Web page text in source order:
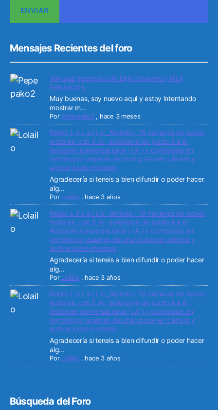
Mensajes Recientes del foro
Válvulas pepepako de bajo consumo y fácil
fabricación.
Muy buenas, soy nuevo aqui y estoy intentando
mostrar m...
Por Pepepako2 , hace 3 meses
Robot L o L a i L o _Remoto : 10 maneras de mover
motores. con 3 IA , autónomo de punto A a B ,
Asistente conversacional ( I A ) y controlado en
remoto por usuarios del chat para ver cámara y
activar luces-motores
Agradecería si teneis a bien difundir o poder hacer
alg...
Por Lolailo , hace 3 años
Robot L o L a i L o _Remoto : 10 maneras de mover
motores. con 3 IA , autónomo de punto A a B ,
Asistente conversacional ( I A ) y controlado en
remoto por usuarios del chat para ver cámara y
activar luces-motores
Agradecería si teneis a bien difundir o poder hacer
alg...
Por Lolailo , hace 3 años
Robot L o L a i L o _Remoto : 10 maneras de mover
motores. con 3 IA , autónomo de punto A a B ,
Asistente conversacional ( I A ) y controlado en
remoto por usuarios del chat para ver cámara y
activar luces-motores
Agradecería si teneis a bien difundir o poder hacer
alg...
Por Lolailo , hace 3 años
Búsqueda del Foro